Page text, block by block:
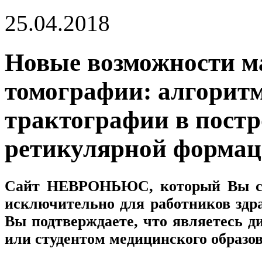
25.04.2018
Новые возможности
томографии:
трактографии в
ретикулярной
Сайт НЕВРОНЬЮС, который Вы
исключительно для работников
Вы подтверждаете, что являетесь
или студентом медицинского